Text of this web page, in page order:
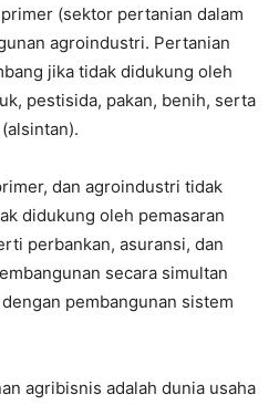
(sektor pertanian dalam
agroindustri. Pertanian
jika tidak didukung oleh
pestisida, pakan, benih, serta
dan agroindustri tidak
didukung oleh pemasaran
perbankan, asuransi, dan
secara simultan
pembangunan sistem
agribisnis adalah dunia usaha